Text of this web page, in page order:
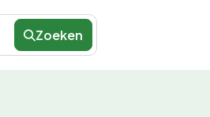
Zoeken